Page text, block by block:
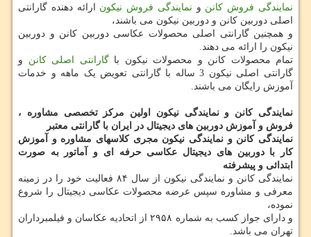
نمایندگی فروش کانن و نمایندگی فروش نیکون ارائه دهنده گارانتی
اصلی دوربین کانن و دوربین نیکون می باشند،
و همچنین گارانتی اصلی محصولات عکاسی دوربین کانن و دوربین
نیکون را ارائه می دهند.
تمام محصولات کانن و محصولات نیکون باگارانتی اصلی کانن و
گارانتی اصلی نیکون 3 ساله با گارانتی تعویض یک ماهه و خدمات
آموزش رایگان می باشند.
نمایندگی کانن و نمایندگی نیکون اولین مرکز تخصصی مشاوره ،
فروش و آموزش دوربین های دیجیتال در ایران با گارانتی معتبر
نمایندگی کانن و نمایندگی نیکون مجری کلاسهای مشاوره و آموزش
کار با دوربین های دیجیتال عکاسی حرفه ای و آماتور به صورت
ابتدائی و پیشرفته
نمایندگی کانن و نمایندگی نیکون از سال ۸۴ فعالیت خود را در زمینه
معرفی و مشاوره سپس عرضه محصولات عکاسی دیجیتال را شروع
نموده،
و دارای جواز کسب به شماره ۲۹۵۸ از اتحادیه عکاسان و فیلمبرداران
تهران می باشد.